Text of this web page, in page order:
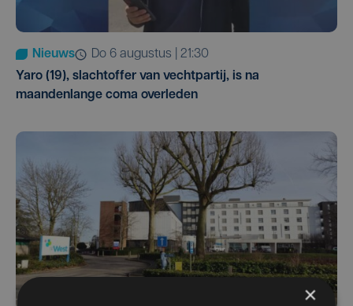
Nieuws
do 6 augustus | 21:30
Yaro (19), slachtoffer van vechtpartij, is na
maandenlange coma overleden
×